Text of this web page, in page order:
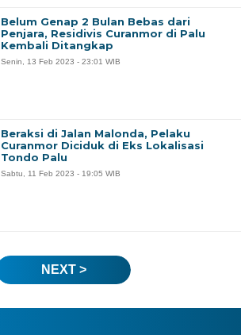
Belum Genap 2 Bulan Bebas dari
Penjara, Residivis Curanmor di Palu
Kembali Ditangkap
Senin, 13 Feb 2023 - 23:01 WIB
Beraksi di Jalan Malonda, Pelaku
Curanmor Diciduk di Eks Lokalisasi
Tondo Palu
Sabtu, 11 Feb 2023 - 19:05 WIB
NEXT >